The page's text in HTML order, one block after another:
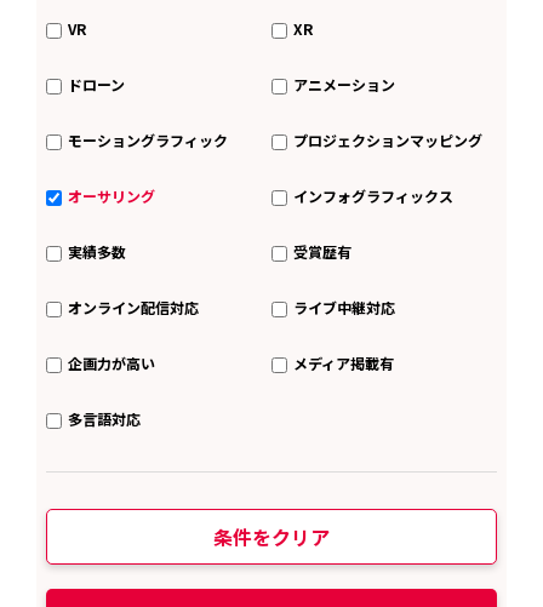
VR XR
ドローン アニメーション
モーショングラフィック プロジェクションマッピング
オーサリング インフォグラフィックス
実績多数 受賞歴有
オンライン配信対応 ライブ中継対応
企画力が高い メディア掲載有
多言語対応
条件をクリア